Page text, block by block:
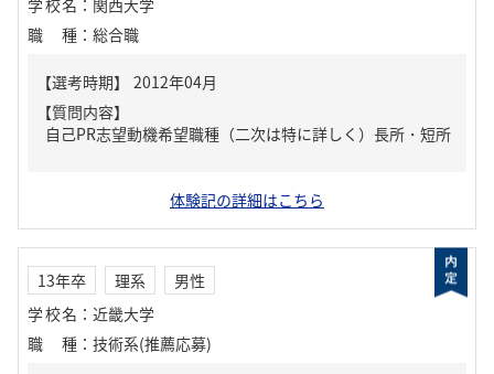
学校名 ： 関西大学
職種 ： 総合職
【質問内容】
自己PR志望動機希望職種（二次は特に詳しく）長所・短所
体験記の詳細はこちら
13年卒 理系
男性
学校名 ： 近畿大学
職種 ： 技術系(推薦応募)